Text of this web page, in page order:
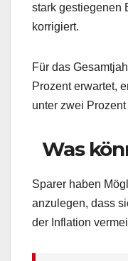
stark gestiegenen
korrigiert.
Für das
Prozent erwartet,
unter zwei
Was
Sparer haben
anzulegen, dass
der Inflation